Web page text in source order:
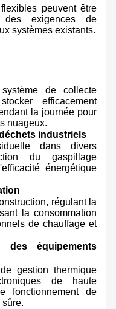
peuvent être
des exigences de
systèmes existants.
de collecte
efficacement
la journée pour
nuageux.
industriels
dans divers
du gaspillage
énergétique
régulant la
la consommation
de chauffage et
équipements
gestion thermique
de haute
fonctionnement de
sûre.